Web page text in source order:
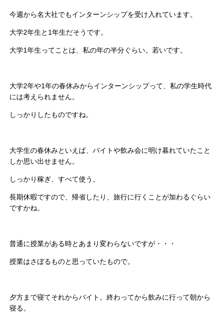
今週から名大社でもインターンシップを受け入れています。
大学2年生と1年生だそうです。
大学1年生ってことは、私の年の半分ぐらい。若いです。
大学2年や1年の春休みからインターンシップって、私の学生時代
には考えられません。
しっかりしたものですね。
大学生の春休みといえば、バイトや飲み会に明け暮れていたこと
しか思い出せません。
しっかり稼ぎ、すべて使う。
長期休暇ですので、帰省したり、旅行に行くことが加わるぐらい
ですかね。
普通に授業がある時とあまり変わらないですが・・・
授業はさぼるものと思っていたもので。
夕方まで寝てそれからバイト。終わってから飲みに行って朝から
寝る。